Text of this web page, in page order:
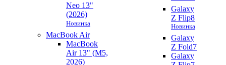
Neo 13"
(2026)
Новинка
MacBook Air
MacBook
Air 13" (M5,
2026)
Galaxy
Z Flip8
Новинка
Galaxy
Z Fold7
Galaxy